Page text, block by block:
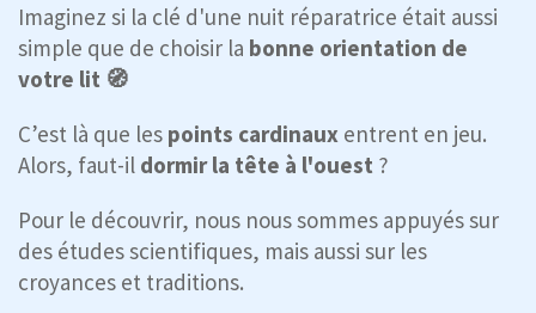
Imaginez si la clé d'une nuit réparatrice était aussi
simple que de choisir la bonne orientation de
votre lit 🧭
C’est là que les points cardinaux entrent en jeu.
Alors, faut-il dormir la tête à l'ouest ?
Pour le découvrir, nous nous sommes appuyés sur
des études scientifiques, mais aussi sur les
croyances et traditions.